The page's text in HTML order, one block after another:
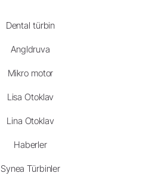
Dental türbin
Angldruva
Mikro motor
Lisa Otoklav
Lina Otoklav
Haberler
Synea Türbinler